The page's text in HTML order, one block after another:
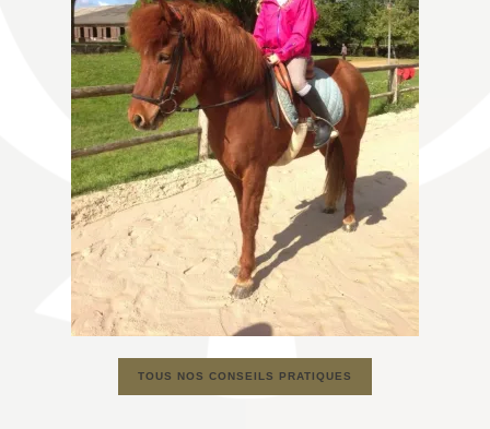
TOUS NOS CONSEILS PRATIQUES